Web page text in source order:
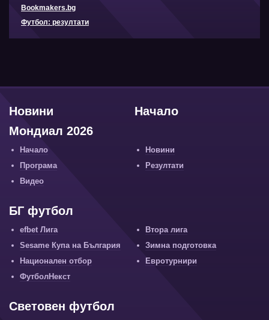
Bookmakers.bg
Футбол: резултати
Начало
Новини
Мондиал 2026
Начало
Новини
Програма
Резултати
Видео
БГ футбол
efbet Лига
Втора лига
Sesame Купа на България
Зимна подготовка
Национален отбор
Евротурнири
ФутболНекст
Световен футбол